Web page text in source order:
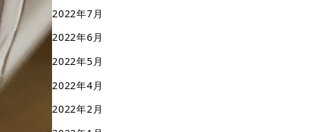
2022年7月
2022年6月
2022年5月
2022年4月
2022年2月